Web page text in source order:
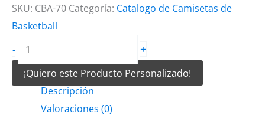
SKU: CBA-70 Categoría: Catalogo de Camisetas de
Basketball
-
Camiseta
de
Basketball
Dragon
+
¡Quiero este Producto Personalizado!
Descripción
Valoraciones (0)